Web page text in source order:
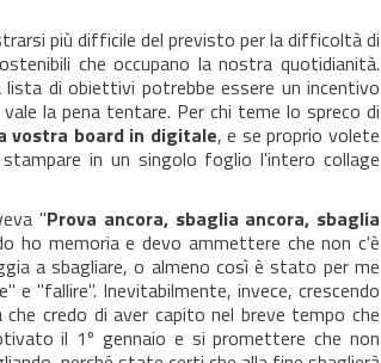
più difficile del previsto per la difficoltà di
che occupano la nostra quotidianità.
lista di obiettivi potrebbe essere un incentivo
la pena tentare. Per chi teme lo spreco di
vostra board in digitale, e se proprio volete
in un singolo foglio l'intero collage
"Prova ancora, sbaglia ancora, sbaglia
ho memoria e devo ammettere che non c'è
a sbagliare, o almeno così è stato per me
"fallire". Inevitabilmente, invece, crescendo
credo di aver capito nel breve tempo che
il 1º gennaio e si promettere che non